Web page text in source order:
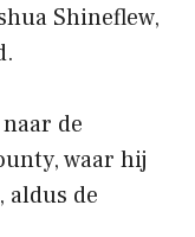
Shineflew,
de
waar hij
aldus de